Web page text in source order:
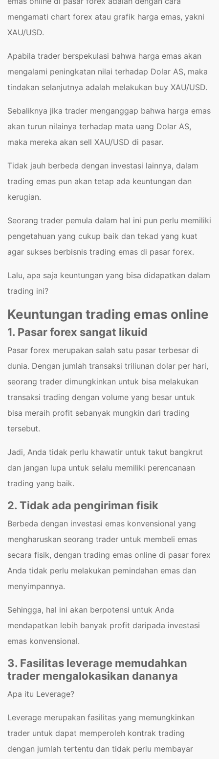
mengamati chart forex atau grafik harga emas, yakni
XAU/USD.
Apabila trader berspekulasi bahwa harga emas akan
mengalami peningkatan nilai terhadap Dolar AS, maka
tindakan selanjutnya adalah melakukan buy XAU/USD.
Sebaliknya jika trader menganggap bahwa harga emas
akan turun nilainya terhadap mata uang Dolar AS,
maka mereka akan sell XAU/USD di pasar.
Tidak jauh berbeda dengan investasi lainnya, dalam
trading emas pun akan tetap ada keuntungan dan
kerugian.
Seorang trader pemula dalam hal ini pun perlu memiliki
pengetahuan yang cukup baik dan tekad yang kuat
agar sukses berbisnis trading emas di pasar forex.
Lalu, apa saja keuntungan yang bisa didapatkan dalam
trading ini?
Keuntungan trading emas online
1. Pasar forex sangat likuid
Pasar forex merupakan salah satu pasar terbesar di
dunia. Dengan jumlah transaksi triliunan dolar per hari,
seorang trader dimungkinkan untuk bisa melakukan
transaksi trading dengan volume yang besar untuk
bisa meraih profit sebanyak mungkin dari trading
tersebut.
Jadi, Anda tidak perlu khawatir untuk takut bangkrut
dan jangan lupa untuk selalu memiliki perencanaan
trading yang baik.
2. Tidak ada pengiriman fisik
Berbeda dengan investasi emas konvensional yang
mengharuskan seorang trader untuk membeli emas
secara fisik, dengan trading emas online di pasar forex
Anda tidak perlu melakukan pemindahan emas dan
menyimpannya.
Sehingga, hal ini akan berpotensi untuk Anda
mendapatkan lebih banyak profit daripada investasi
emas konvensional.
3. Fasilitas leverage memudahkan
trader mengalokasikan dananya
Apa itu Leverage?
Leverage merupakan fasilitas yang memungkinkan
trader untuk dapat memperoleh kontrak trading
dengan jumlah tertentu dan tidak perlu membayar